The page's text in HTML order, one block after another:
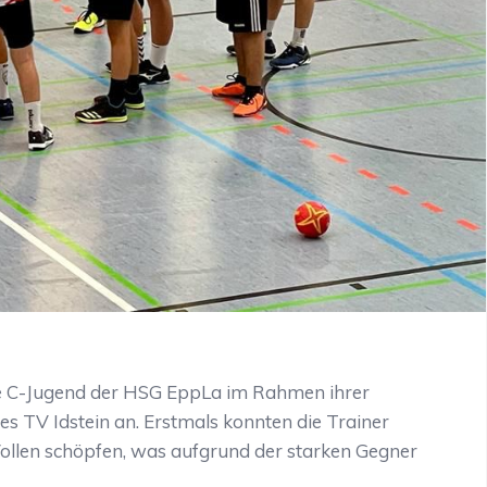
Jugend der HSG EppLa im Rahmen ihrer
TV Idstein an. Erstmals konnten die Trainer
schöpfen, was aufgrund der starken Gegner